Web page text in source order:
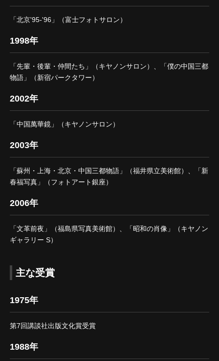
「北京'95-'96」（富士フォトサロン）
1998年
「先輩・後輩・仲間たち」（キヤノンサロン）、「僕の中国三都
物語」（新宿パークタワー）
2002年
「中国萬華鏡」（キヤノンサロン）
2003年
「蘇州・上海・北京・中国三都物語」（福井県立美術館）、「新
春福写真」（フォトアート銀座）
2006年
「文革前夜」（福島県写真美術館）、「昭和の肖像」（キヤノン
ギャラリー S）
主な受賞
1975年
第7回講談社出版文化賞受賞
1988年